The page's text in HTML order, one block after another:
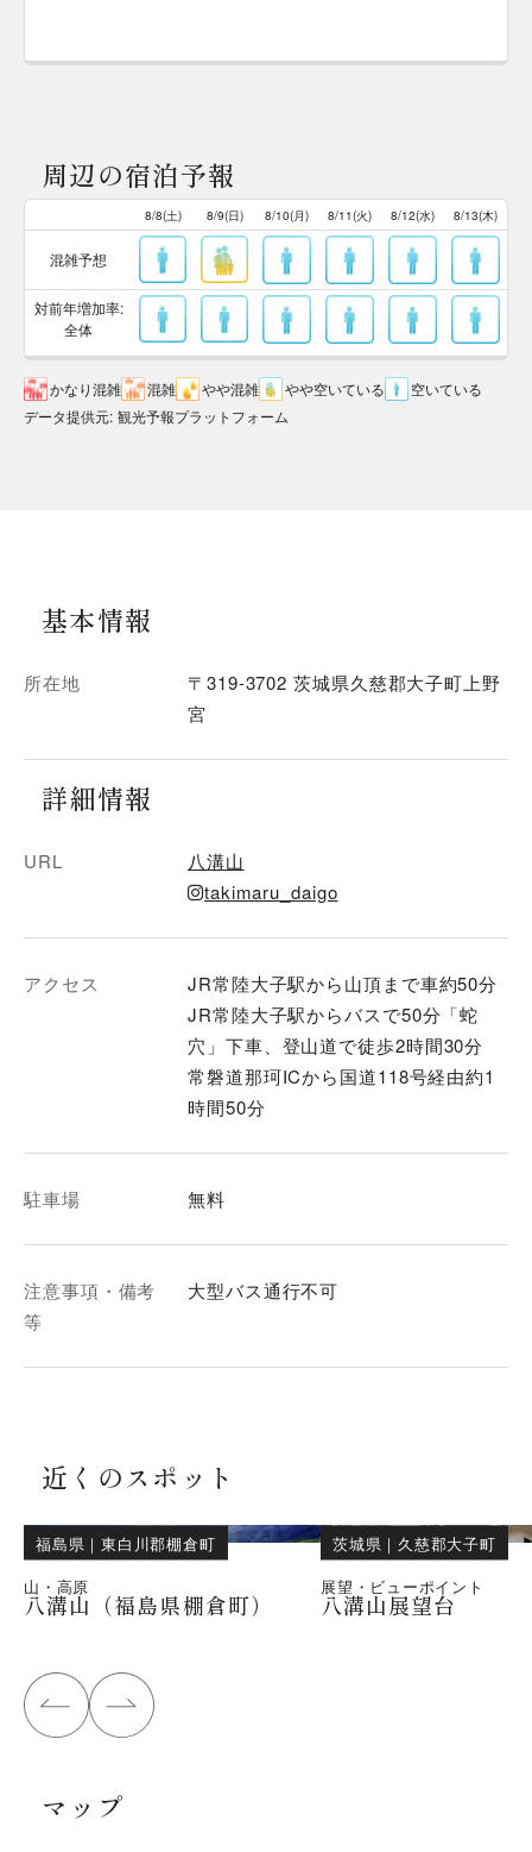
周辺の宿泊予報
8/8(土) 8/9(日) 8/10(月) 8/11(火) 8/12(水) 8/13(木)
混雑予想
対前年増加率:
全体
かなり混雑 混雑 やや混雑 やや空いている
空いている
データ提供元: 観光予報プラットフォーム
基本情報
所在地
〒319-3702 茨城県久慈郡大子町上野
宮
詳細情報
URL
八溝山
takimaru_daigo
アクセス
JR常陸大子駅から山頂まで車約50分
JR常陸大子駅からバスで50分「蛇
穴」下車、登山道で徒歩2時間30分
常磐道那珂ICから国道118号経由約1
時間50分
駐車場 無料
注意事項・備考
等
大型バス通行不可
近くのスポット
福島県 ｜東白川郡棚倉町
山・高原
八溝山（福島県棚倉町）
茨城県 ｜ 久慈郡大子町
展望・ビューポイント
八溝山展望台
マップ